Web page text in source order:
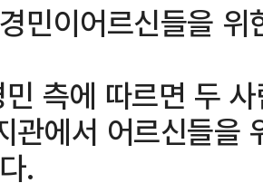
민이어르신들을
측에 따르면 두
관에서 어르신들을
.